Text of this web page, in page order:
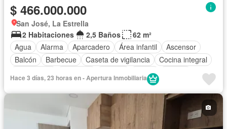
$ 466.000.000
San José, La Estrella
2 Habitaciones
2,5 Baños
62 m²
Agua
Alarma Aparcadero Área infantil
Ascensor
Balcón
Barbecue Caseta de vigilancia
Cocina integral
Jardín
Seguridad privada
Tanque de agua
Vista panorámica
Hace 3 días, 23 horas en - Apertura Inmobiliaria